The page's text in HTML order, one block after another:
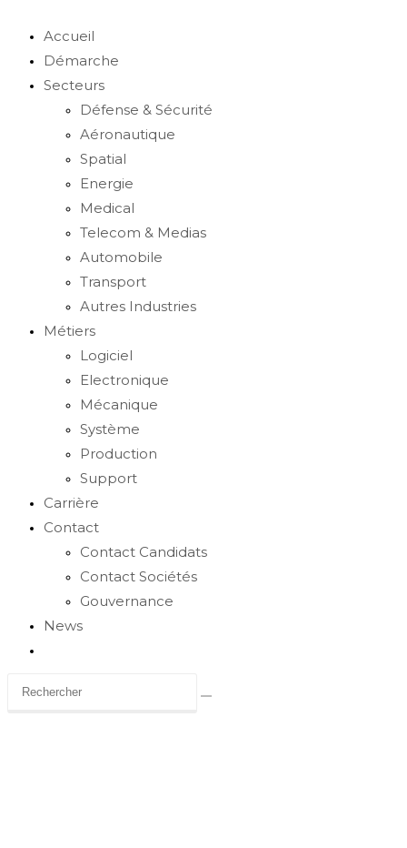
Accueil
Démarche
Secteurs
Défense & Sécurité
Aéronautique
Spatial
Energie
Medical
Telecom & Medias
Automobile
Transport
Autres Industries
Métiers
Logiciel
Electronique
Mécanique
Système
Production
Support
Carrière
Contact
Contact Candidats
Contact Sociétés
Gouvernance
News
search